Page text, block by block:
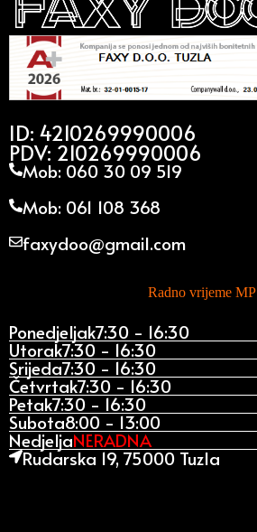
ID: 4210269990006
PDV: 210269990006
Mob: 060 30 09 519
Mob: 061 108 368
faxydoo@gmail.com
Radno vrijeme MP
Ponedjeljak7:30 - 16:30
Utorak7:30 - 16:30
Srijeda7:30 - 16:30
Četvrtak7:30 - 16:30
Petak7:30 - 16:30
Subota8:00 - 13:00
NedjeljaNERADNA
Rudarska 19, 75000 Tuzla